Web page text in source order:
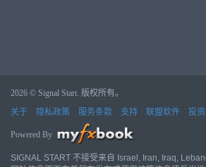
2026 © Signal Start. 版权所有。
关于
隐私政策 服务条款 支持 联盟软件 投
Powered By
SIGNAL START 不接受来自 Israel, Iran, Iraq,